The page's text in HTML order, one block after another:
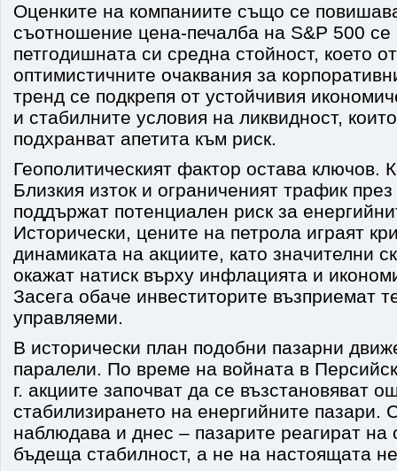
Оценките на компаниите също се
съотношение цена-печалба на S&P 500 се
петгодишната си средна стойност, което
оптимистичните очаквания за
тренд се подкрепя от устойчивия
и стабилните условия на ликвидност,
подхранват апетита към риск.
Геополитическият фактор остава ключов.
Близкия изток и ограниченият трафик
поддържат потенциален риск за
Исторически, цените на петрола играят
динамиката на акциите, като значителни
окажат натиск върху инфлацията и
Засега обаче инвеститорите възприемат
управляеми.
В исторически план подобни пазарни
паралели. По време на войната в
г. акциите започват да се възстановяват
стабилизирането на енергийните пазари.
наблюдава и днес – пазарите реагират на
бъдеща стабилност, а не на настоящата